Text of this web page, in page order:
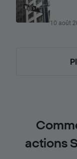
10 août
actions